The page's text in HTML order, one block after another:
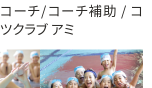
コーチ/コーチ補助 / コ
クラブ アミ